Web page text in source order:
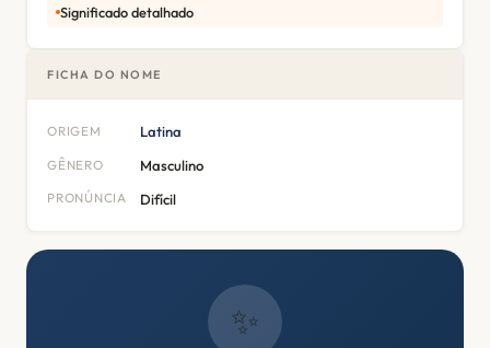
Significado detalhado
FICHA DO NOME
ORIGEM Latina
GÊNERO Masculino
PRONÚNCIA Difícil
✨